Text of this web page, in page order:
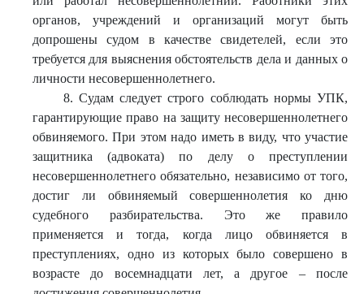
органов, учреждений и организаций могут быть
допрошены судом в качестве свидетелей, если это
требуется для выяснения обстоятельств дела и данных о
личности несовершеннолетнего.
8. Судам следует строго соблюдать нормы УПК,
гарантирующие право на защиту несовершеннолетнего
обвиняемого. При этом надо иметь в виду, что участие
защитника (адвоката) по делу о преступлении
несовершеннолетнего обязательно, независимо от того,
достиг ли обвиняемый совершеннолетия ко дню
судебного разбирательства. Это же правило
применяется и тогда, когда лицо обвиняется в
преступлениях, одно из которых было совершено в
возрасте до восемнадцати лет, а другое – после